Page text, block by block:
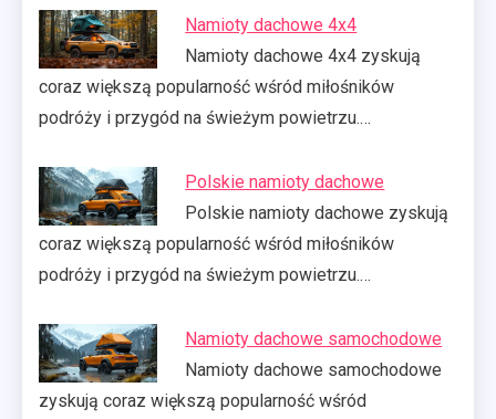
Namioty dachowe 4x4
Namioty dachowe 4x4 zyskują
coraz większą popularność wśród miłośników
podróży i przygód na świeżym powietrzu.…
Polskie namioty dachowe
Polskie namioty dachowe zyskują
coraz większą popularność wśród miłośników
podróży i przygód na świeżym powietrzu.…
Namioty dachowe samochodowe
Namioty dachowe samochodowe
zyskują coraz większą popularność wśród